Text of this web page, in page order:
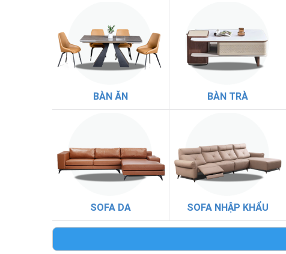
BÀN ĂN BÀN TRÀ
SOFA DA SOFA NHẬP KHẨU